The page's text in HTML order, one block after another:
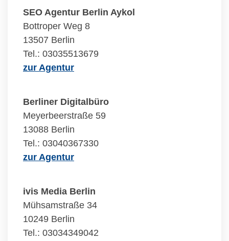
SEO Agentur Berlin Aykol
Bottroper Weg 8
13507 Berlin
Tel.: 03035513679
zur Agentur
Berliner Digitalbüro
Meyerbeerstraße 59
13088 Berlin
Tel.: 03040367330
zur Agentur
ivis Media Berlin
Mühsamstraße 34
10249 Berlin
Tel.: 03034349042